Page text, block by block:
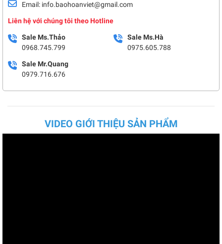
Email: info.baohoanviet@gmail.com
Liên hệ với chúng tôi theo Hotline
Sale Ms.Thảo
0968.745.799
Sale Ms.Hà
0975.605.788
Sale Mr.Quang
0979.716.676
VIDEO GIỚI THIỆU SẢN PHẨM